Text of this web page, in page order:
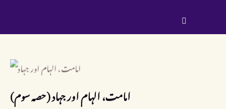
(حصہ سوم) امامت، الہام اور جہاد